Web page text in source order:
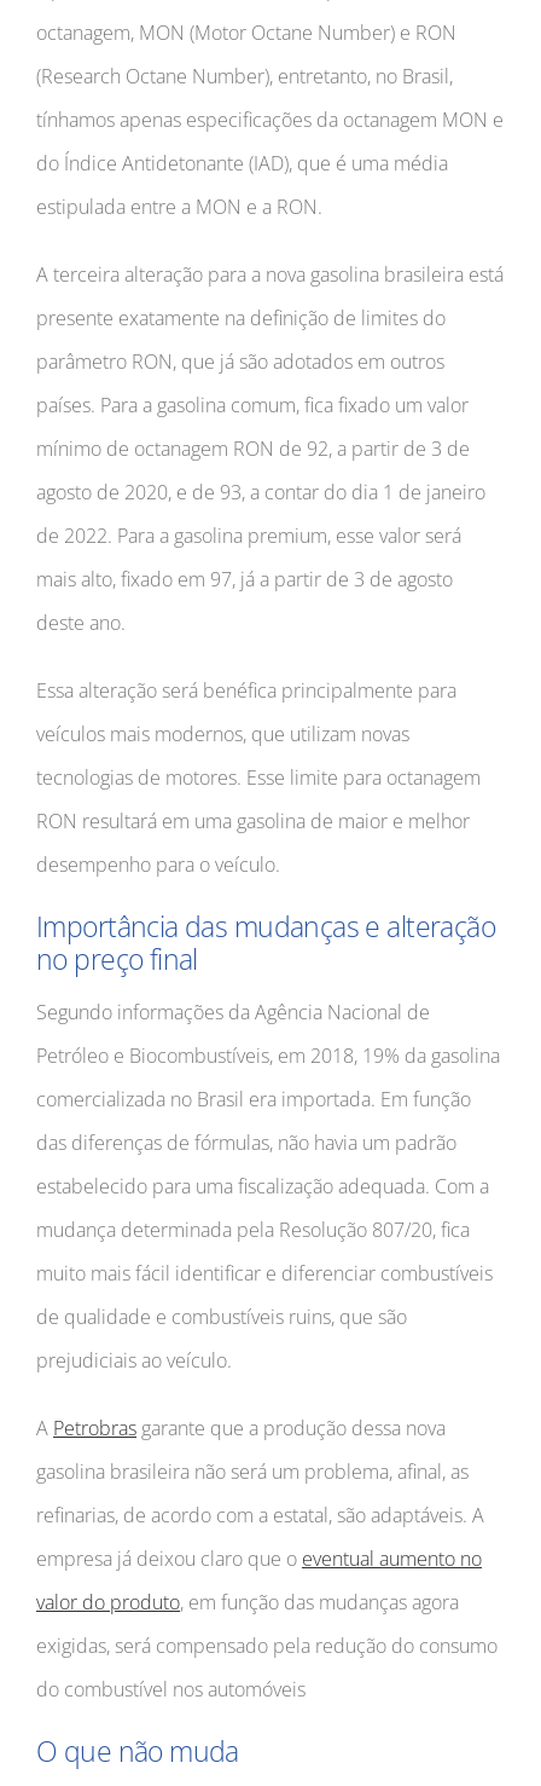
octanagem, MON (Motor Octane Number) e RON
(Research Octane Number), entretanto, no Brasil,
tínhamos apenas especificações da octanagem MON e
do Índice Antidetonante (IAD), que é uma média
estipulada entre a MON e a RON.
A terceira alteração para a nova gasolina brasileira está
presente exatamente na definição de limites do
parâmetro RON, que já são adotados em outros
países. Para a gasolina comum, fica fixado um valor
mínimo de octanagem RON de 92, a partir de 3 de
agosto de 2020, e de 93, a contar do dia 1 de janeiro
de 2022. Para a gasolina premium, esse valor será
mais alto, fixado em 97, já a partir de 3 de agosto
deste ano.
Essa alteração será benéfica principalmente para
veículos mais modernos, que utilizam novas
tecnologias de motores. Esse limite para octanagem
RON resultará em uma gasolina de maior e melhor
desempenho para o veículo.
Importância das mudanças e alteração
no preço final
Segundo informações da Agência Nacional de
Petróleo e Biocombustíveis, em 2018, 19% da gasolina
comercializada no Brasil era importada. Em função
das diferenças de fórmulas, não havia um padrão
estabelecido para uma fiscalização adequada. Com a
mudança determinada pela Resolução 807/20, fica
muito mais fácil identificar e diferenciar combustíveis
de qualidade e combustíveis ruins, que são
prejudiciais ao veículo.
A Petrobras garante que a produção dessa nova
gasolina brasileira não será um problema, afinal, as
refinarias, de acordo com a estatal, são adaptáveis. A
empresa já deixou claro que o eventual aumento no
valor do produto, em função das mudanças agora
exigidas, será compensado pela redução do consumo
do combustível nos automóveis
O que não muda